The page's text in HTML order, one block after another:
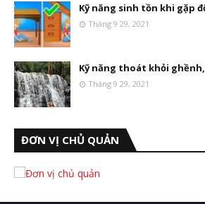
Kỹ năng sinh tồn khi gặp
Tháng 9 29, 2021
Kỹ năng thoát khỏi
Tháng 9 29, 2021
ĐƠN VỊ CHỦ QUẢN